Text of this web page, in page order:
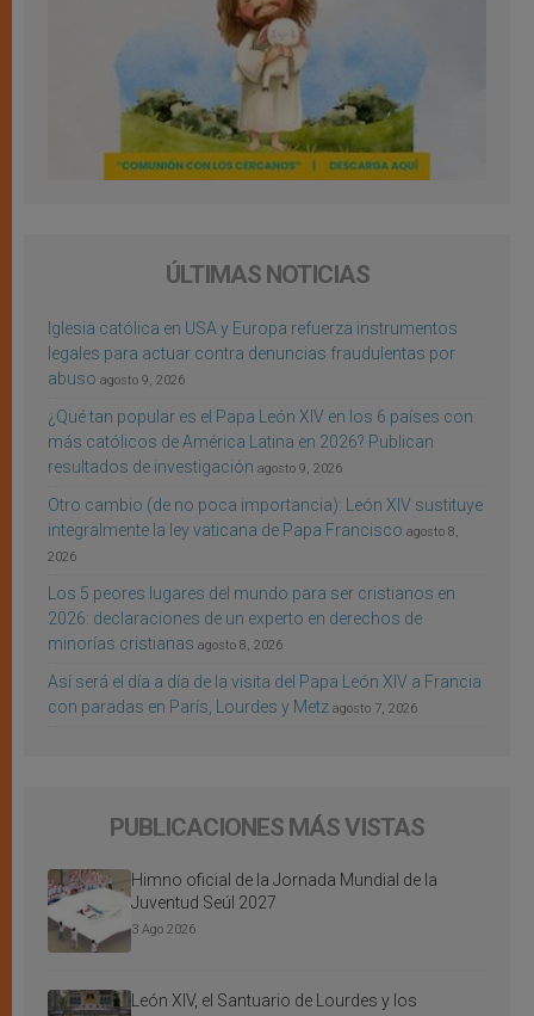
ÚLTIMAS NOTICIAS
Iglesia católica en USA y Europa refuerza instrumentos
legales para actuar contra denuncias fraudulentas por
abuso agosto 9, 2026
¿Qué tan popular es el Papa León XIV en los 6 países con
más católicos de América Latina en 2026? Publican
resultados de investigación agosto 9, 2026
Otro cambio (de no poca importancia): León XIV sustituye
integralmente la ley vaticana de Papa Francisco agosto 8,
2026
Los 5 peores lugares del mundo para ser cristianos en
2026: declaraciones de un experto en derechos de
minorías cristianas agosto 8, 2026
Así será el día a día de la visita del Papa León XIV a Francia
con paradas en París, Lourdes y Metz agosto 7, 2026
PUBLICACIONES MÁS VISTAS
Himno oficial de la Jornada Mundial de la
Juventud Seúl 2027
3 Ago 2026
León XIV, el Santuario de Lourdes y los